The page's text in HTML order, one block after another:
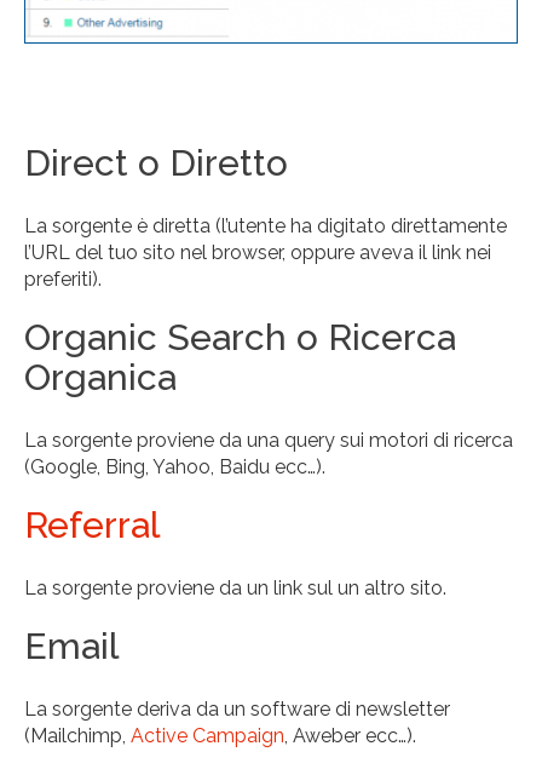
Direct o Diretto
La sorgente è diretta (l’utente ha digitato direttamente
l’URL del tuo sito nel browser, oppure aveva il link nei
preferiti).
Organic Search o Ricerca
Organica
La sorgente proviene da una query sui motori di ricerca
(Google, Bing, Yahoo, Baidu ecc…).
Referral
La sorgente proviene da un link sul un altro sito.
Email
La sorgente deriva da un software di newsletter
(Mailchimp, Active Campaign, Aweber ecc…).